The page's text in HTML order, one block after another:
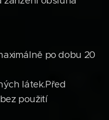
po dobu 20
látek.Před
použití